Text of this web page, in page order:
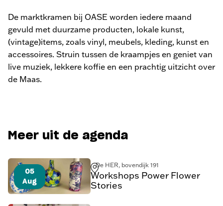
De marktkramen bij OASE worden iedere maand
gevuld met duurzame producten, lokale kunst,
(vintage)items, zoals vinyl, meubels, kleding, kunst en
accessoires. Struin tussen de kraampjes en geniet van
live muziek, lekkere koffie en een prachtig uitzicht over
de Maas.
Meer uit de agenda
05
Aug
De HER, bovendijk 191
Workshops Power Flower
Stories